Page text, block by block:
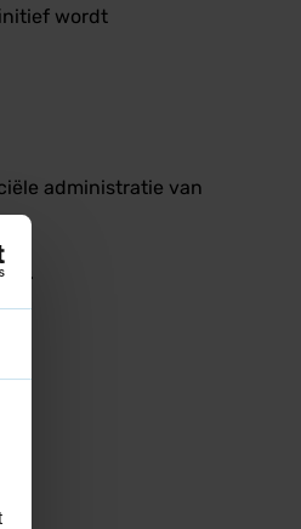
wordt
administratie van